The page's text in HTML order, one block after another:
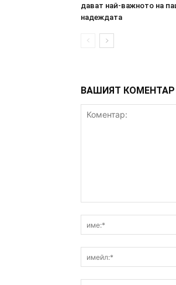
дават най-важното на
надеждата
ВАШИЯТ КОМЕНТАР